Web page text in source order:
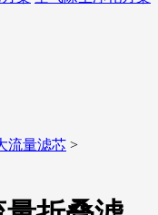
流量滤芯 >